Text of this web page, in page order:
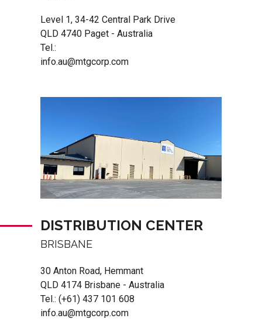
Level 1, 34-42 Central Park Drive
QLD 4740 Paget - Australia
Tel.:
info.au@mtgcorp.com
DISTRIBUTION CENTER
BRISBANE
30 Anton Road, Hemmant
QLD 4174 Brisbane - Australia
Tel.:(+61) 437 101 608
info.au@mtgcorp.com